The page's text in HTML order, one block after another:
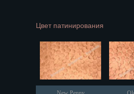
Цвет патинирования